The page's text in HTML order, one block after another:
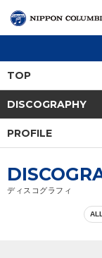
アーティスト
ジャンル
TOP
DISCOGRAPHY
PROFILE
ディスコグラフィ
ALL